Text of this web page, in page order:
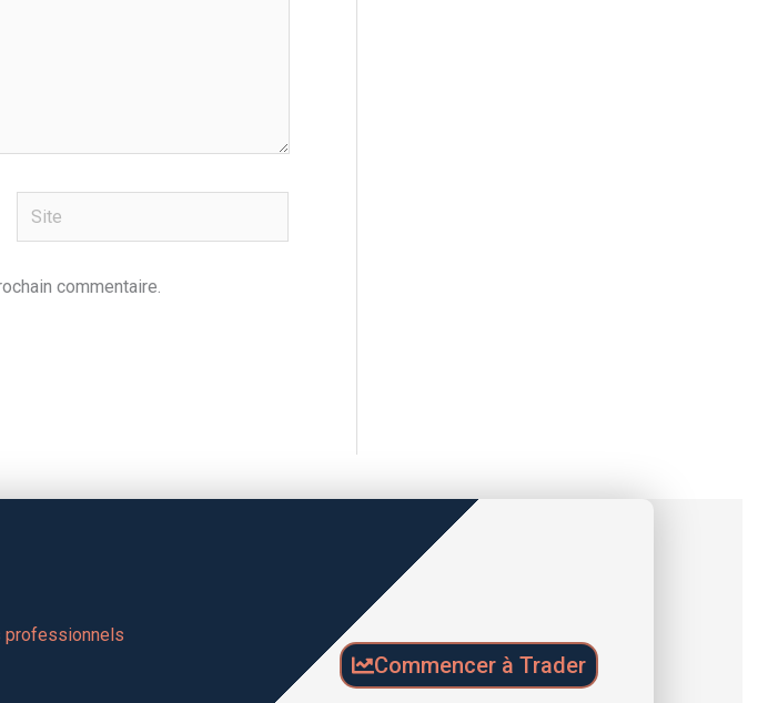
Site
commentaire.
professionnels
Commencer à Trader